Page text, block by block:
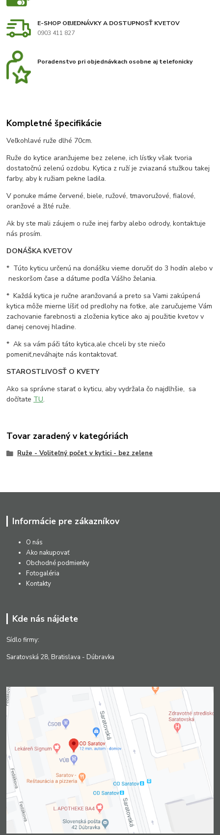
E-SHOP OBJEDNÁVKY A DOSTUPNOSŤ KVETOV
0903 411 827
Poradenstvo pri objednávkach osobne aj telefonicky
Kompletné špecifikácie
Veľkohlavé ruže dlhé 70cm.
Ruže do kytice aranžujeme bez zelene, ich lístky však tvoria
dostatočnú zelenú ozdobu. Kytica z ruží je zviazaná stužkou takej
farby, aby k ružiam pekne ladila.
V ponuke máme červené, biele, ružové, tmavoružové, fialové,
oranžové a žlté ruže.
Ak by ste mali záujem o ruže inej farby alebo odrody, kontaktuje
nás prosím.
DONÁŠKA KVETOV
* Túto kyticu určenú na donášku vieme doručiť do 3 hodín alebo v
neskoršom čase a dátume podľa Vášho želania.
* Každá kytica je ručne aranžovaná a preto sa Vami zakúpená
kytica môže mierne líšiť od predlohy na fotke, ale zaručujeme Vám
zachovanie farebnosti a zloženia kytice ako aj použitie kvetov v
danej cenovej hladine.
* Ak sa vám páči táto kytica,ale chceli by ste niečo
pomeniť,neváhajte nás kontaktovať.
STAROSTLIVOSŤ O KVETY
Ako sa správne starať o kyticu, aby vydržala čo najdlhšie, sa
dočítate TU.
Tovar zaradený v kategóriách
Ruže - Voliteľný počet v kytici - bez zelene
Informácie pre zákazníkov
O nás
Ako nakupovať
Obchodné podmienky
Fotogaléria
Kontakty
Kde nás nájdete
Sídlo firmy:
Saratovská 28, Bratislava - Dúbravka